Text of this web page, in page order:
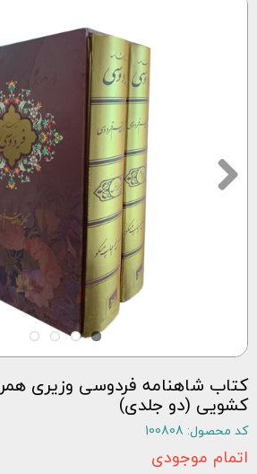
کتاب شاهنامه فردوسی وزیری
کشویی (دو جلدی)
کد محصول: 100808
اتمام موجودی